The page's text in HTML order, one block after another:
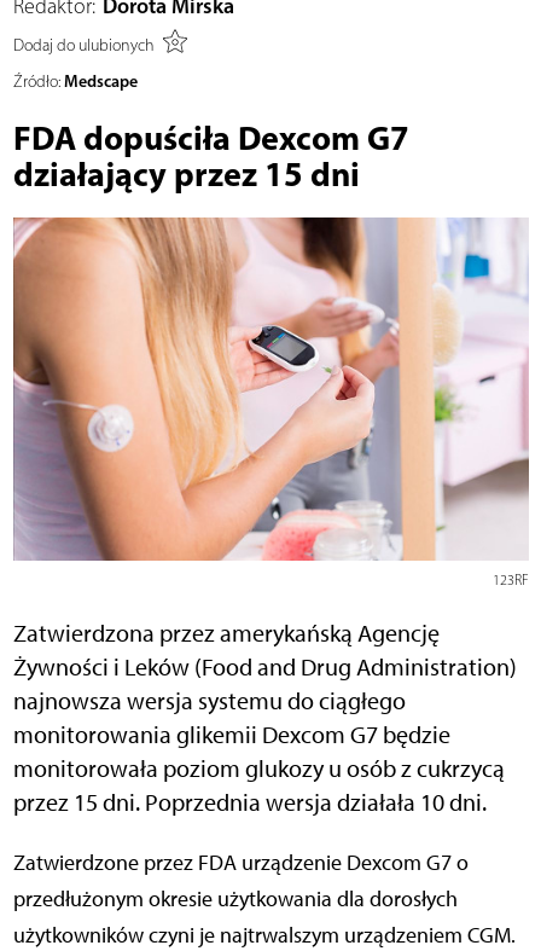
Redaktor: Dorota Mirska
Dodaj do ulubionych
Źródło: Medscape
FDA dopuściła Dexcom G7
działający przez 15 dni
123RF
Zatwierdzona przez amerykańską Agencję
Żywności i Leków (Food and Drug Administration)
najnowsza wersja systemu do ciągłego
monitorowania glikemii Dexcom G7 będzie
monitorowała poziom glukozy u osób z cukrzycą
przez 15 dni. Poprzednia wersja działała 10 dni.
Zatwierdzone przez FDA urządzenie Dexcom G7 o
przedłużonym okresie użytkowania dla dorosłych
użytkowników czyni je najtrwalszym urządzeniem CGM.